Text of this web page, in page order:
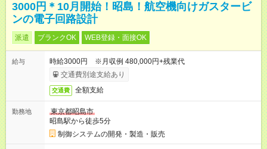
3000円＊10月開始！昭島！航空機向けガスタービ
ンの電子回路設計
派遣 ブランクOK WEB登録・面接OK
給与
時給3000円 ※月収例 480,000円+残業代
交通費別途支給あり
交通費 全額支給
勤務地
東京都昭島市
昭島駅から徒歩5分
制御システムの開発・製造・販売